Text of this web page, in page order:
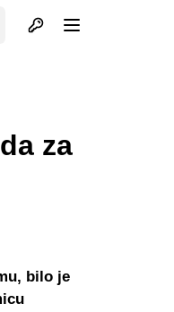
Otvori profil
za
bilo je